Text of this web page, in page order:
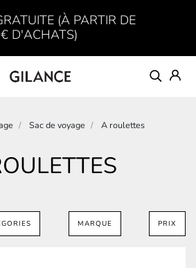
(À PARTIR DE
D'ACHATS)
Sac de voyage A roulettes
MARQUE PRIX